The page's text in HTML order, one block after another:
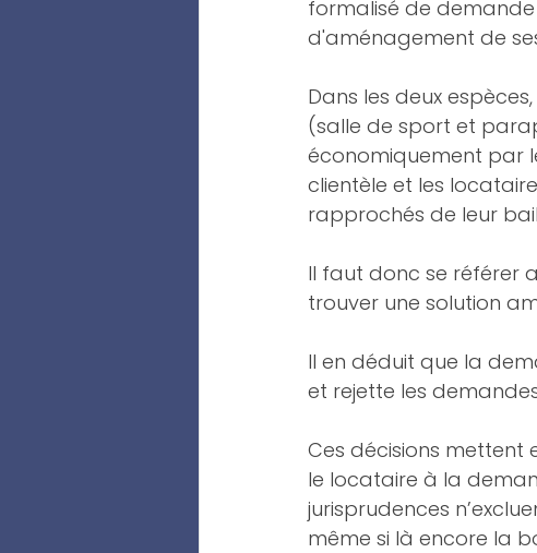
formalisé de
d'aménagement de
Dans les deux
(salle de sport et
économiquement par
clientèle et les
rapprochés de leur
Il faut donc se référer
trouver une solution
Il en déduit que la
et rejette les
Ces décisions mettent
le locataire à la
jurisprudences
même si là encore la